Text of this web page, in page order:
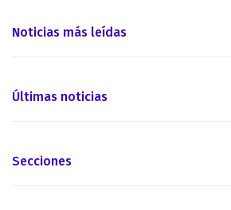
Noticias más leídas
Últimas noticias
Secciones